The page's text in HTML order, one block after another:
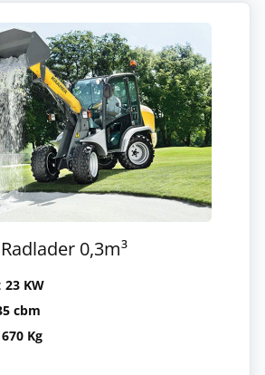
0,3m³
23 KW
cbm
Kg